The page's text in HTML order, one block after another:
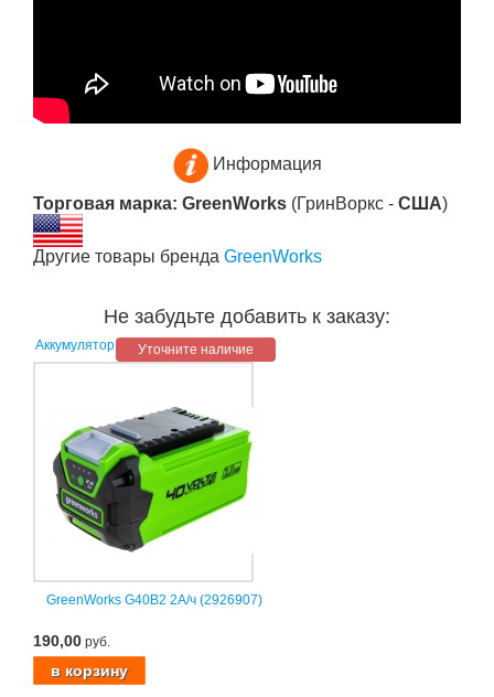
Информация
Торговая марка: GreenWorks (ГринВоркс - США)
Другие товары бренда GreenWorks
Не забудьте добавить к заказу:
Уточните наличие
Аккумулятор
GreenWorks G40B2 2А/ч (2926907)
190,00 руб.